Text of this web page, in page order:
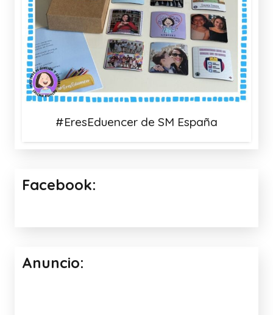
#EresEduencer de SM España
Facebook:
Anuncio: